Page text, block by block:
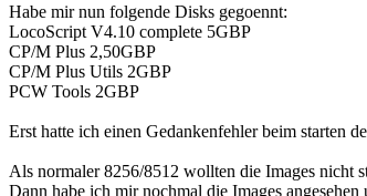
Habe mir nun folgende Disks gegoennt:
LocoScript V4.10 complete 5GBP
CP/M Plus 2,50GBP
CP/M Plus Utils 2GBP
PCW Tools 2GBP
Erst hatte ich einen Gedankenfehler beim starten
Als normaler 8256/8512 wollten die Images nicht
Dann habe ich mir nochmal die Images